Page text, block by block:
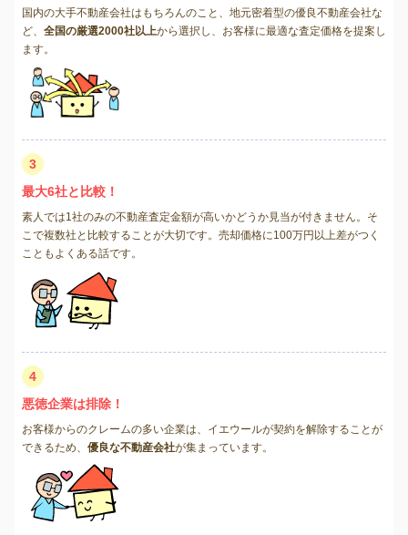
国内の大手不動産会社はもちろんのこと、地元密着型の優良不動産会社な
ど、 全国の厳選2000社以上から選択し、お客様に最適な査定価格を提案し
ます。
3
最大6社と比較！
素人では1社のみの不動産査定金額が高いかどうか見当が付きません。そ
こで複数社と比較することが大切です。売却価格に100万円以上差がつく
こともよくある話です。
4
悪徳企業は排除！
お客様からのクレームの多い企業は、イエウールが契約を解除することが
できるため、 優良な不動産会社が集まっています。